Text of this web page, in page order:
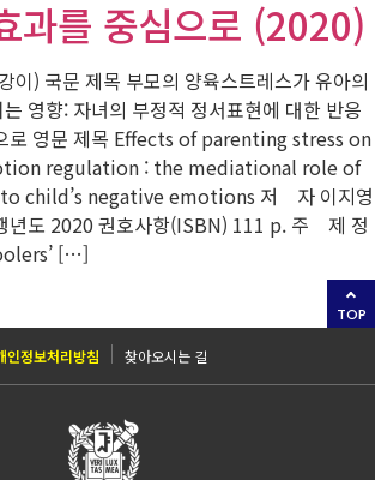
과를 중심으로 (2020)
이) 국문 제목 부모의 양육스트레스가 유아의
영향: 자녀의 부정적 정서표현에 대한 반응
로 영문 제목 Effects of parenting stress on
regulation : the mediational role of
child’s negative emotions 저 자 이지영
년도 2020 권호사항(ISBN) 111 p. 주 제 정
[…]
TOP
인정보처리방침 찾아오시는 길